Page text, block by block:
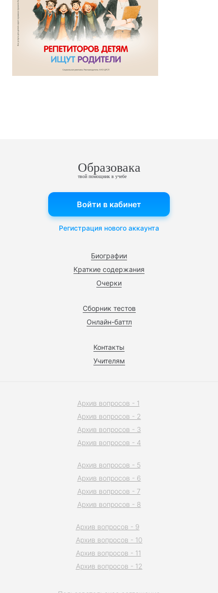
Образовака
твой помощник в учебе
Биографии
Краткие содержания
Очерки
Сборник тестов
Онлайн-баттл
Контакты
Учителям
Войти в кабинет
Регистрация нового аккаунта
Архив вопросов - 1
Архив вопросов - 2
Архив вопросов - 3
Архив вопросов - 4
Архив вопросов - 5
Архив вопросов - 6
Архив вопросов - 7
Архив вопросов - 8
Архив вопросов - 9
Архив вопросов - 10
Архив вопросов - 11
Архив вопросов - 12